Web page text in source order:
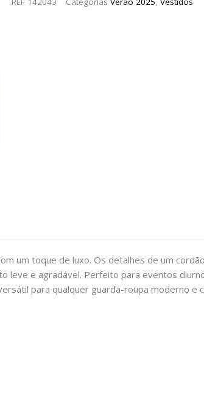
um toque de luxo. Os detalhes de um
leve e agradável. Perfeito para eventos
para qualquer guarda-roupa moderno e